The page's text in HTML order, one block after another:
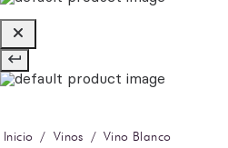
Vinos
Vino Blanco